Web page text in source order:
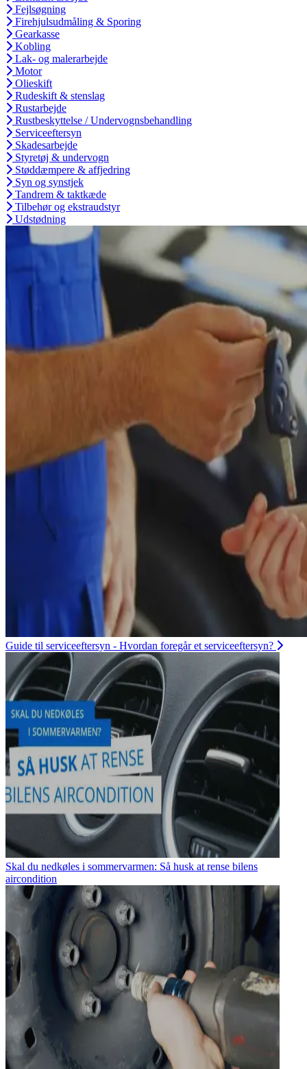
Fejlsøgning
Firehjulsudmåling & Sporing
Gearkasse
Kobling
Lak- og malerarbejde
Motor
Olieskift
Rudeskift & stenslag
Rustarbejde
Rustbeskyttelse / Undervognsbehandling
Serviceeftersyn
Skadesarbejde
Styretøj & undervogn
Støddæmpere & affjedring
Syn og synstjek
Tandrem & taktkæde
Tilbehør og ekstraudstyr
Udstødning
Guide til serviceeftersyn - Hvordan foregår et serviceeftersyn?
Skal du nedkøles i sommervarmen: Så husk at rense bilens
aircondition